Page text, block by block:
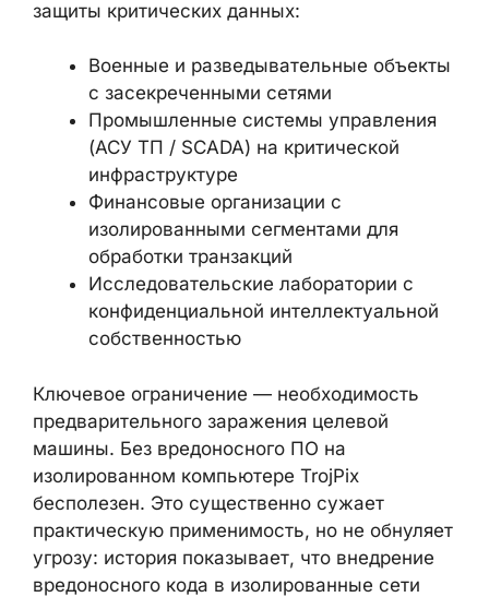
КТО В ЗОНЕ РИСКА
TrojPix представляет потенциальную угрозу
для организаций, полагающихся на
физическую изоляцию как основной рубеж
защиты критических данных:
Военные и разведывательные
объекты с засекреченными сетями
Промышленные системы управления
(АСУ ТП / SCADA) на критической
инфраструктуре
Финансовые организации с
обработки транзакций
Исследовательские лаборатории с
конфиденциальной интеллектуальной
собственностью
Ключевое ограничение — необходимость
предварительного заражения целевой
машины. Без вредоносного ПО на